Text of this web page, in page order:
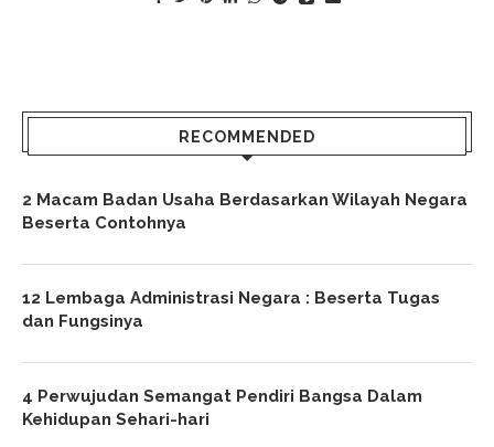
RECOMMENDED
2 Macam Badan Usaha Berdasarkan Wilayah Negara
Beserta Contohnya
12 Lembaga Administrasi Negara : Beserta Tugas
dan Fungsinya
4 Perwujudan Semangat Pendiri Bangsa Dalam
Kehidupan Sehari-hari